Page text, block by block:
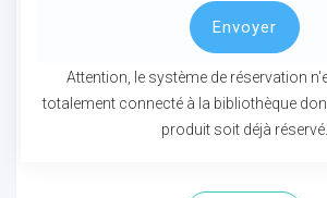
Envoyer
Attention, le système de réservation
totalement connecté à la bibliothèque
produit soit déjà réservé.